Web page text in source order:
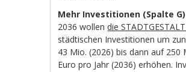
Mehr Investitionen (Spalte G)
2036 wollendie
städtischen Investitionen um
43 Mio. (2026) bis dann auf 250
Euro pro Jahr (2036) erhöhen.